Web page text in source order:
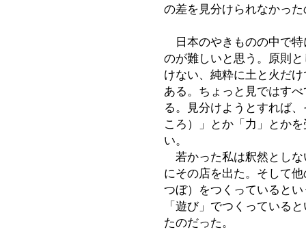
の差を見分けられなかっ
日本のやきものの中で
のが難しいと思う。原則
けない、純粋に土と火だ
ある。ちょっと見ではす
る。見分けようとすれば
ころ）」とか「力」とか
い。
若かった私は釈然とし
にその店を出た。そして
つぼ）をつくっていると
「遊び」でつくっている
たのだった。